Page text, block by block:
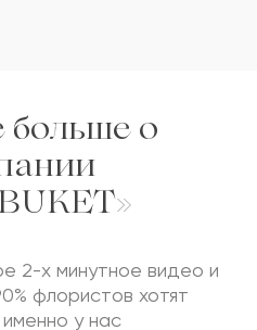
больше о
2-х минутное видео и
флористов хотят
у нас